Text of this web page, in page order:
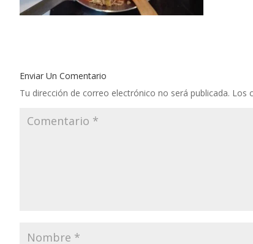
Enviar Un Comentario
Tu dirección de correo electrónico no será publicada. Los